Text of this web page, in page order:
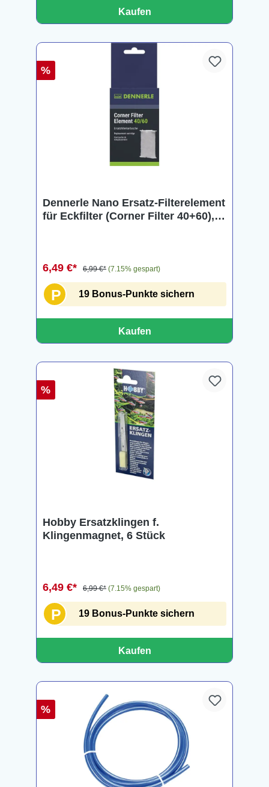
Kaufen
%
Dennerle Nano Ersatz-Filterelement
für Eckfilter (Corner Filter 40+60), 1
6,49 €* 6,99 €* (7.15% gespart)
P 19 Bonus-Punkte sichern
Kaufen
%
Hobby Ersatzklingen f.
Klingenmagnet, 6 Stück
6,49 €* 6,99 €* (7.15% gespart)
P 19 Bonus-Punkte sichern
Kaufen
%